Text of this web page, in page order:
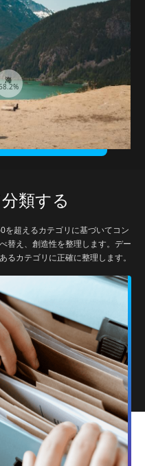
海
類する
を超えるカテゴリに基づいてコン
替え、創造性を整理します。デー
るカテゴリに正確に整理します。